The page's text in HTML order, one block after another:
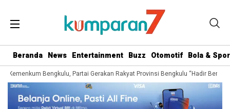
Beranda News Entertainment Buzz Otomotif Bola &
Bengkulu, Partai Gerakan Rakyat Provinsi Bengkulu “Hadir Berjuang